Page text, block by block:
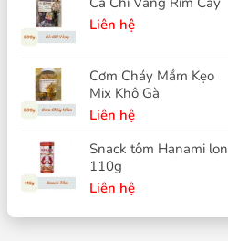
Liên hệ
Cơm Cháy Mắm Kẹo
Mix Khô Gà
Liên hệ
Snack tôm Hanami lon
110g
Liên hệ